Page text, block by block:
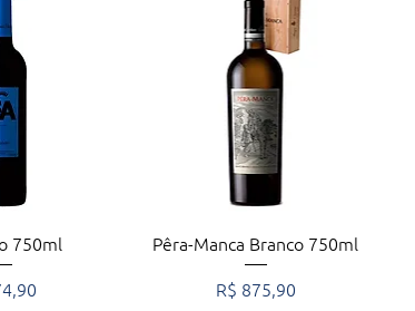
rápida
750ml
Visualização rápida
Pêra-Manca Branco 750ml
Preço
R$ 875,90